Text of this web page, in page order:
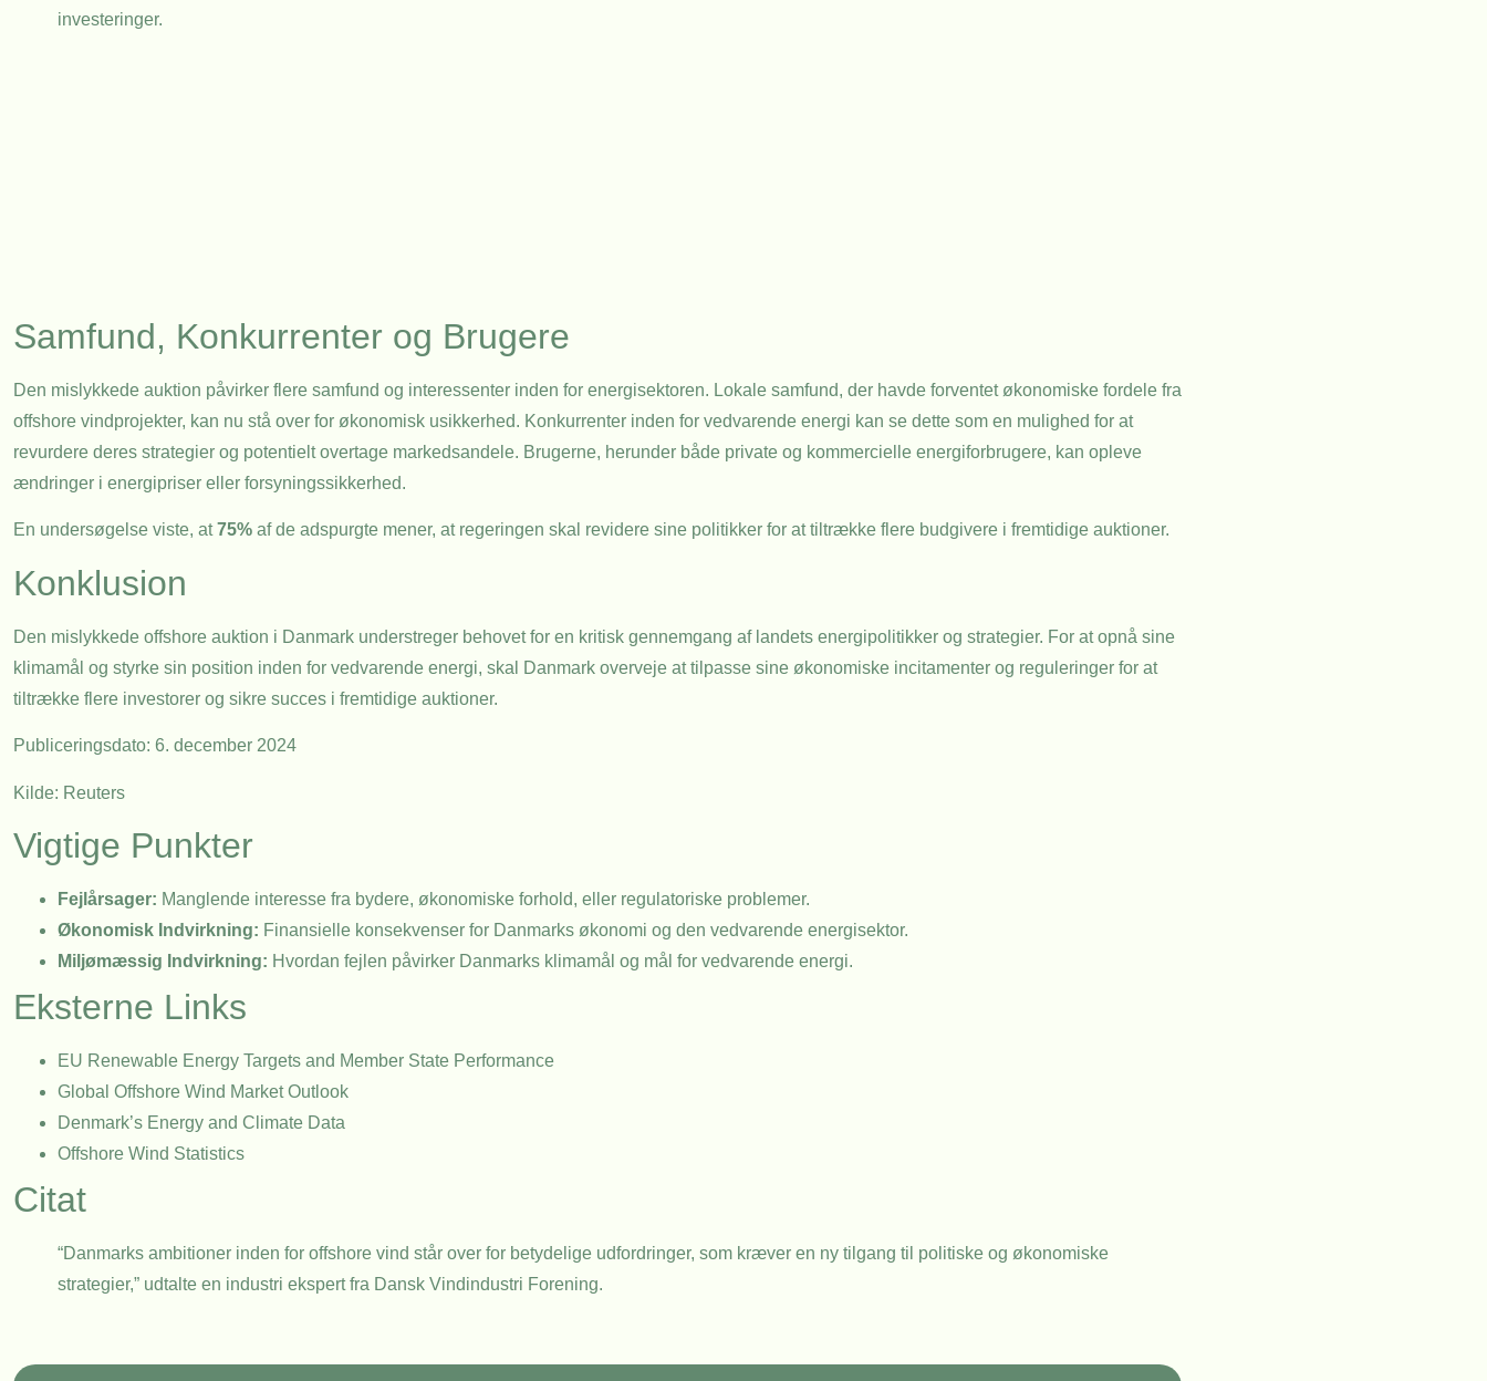
investeringer.
Samfund, Konkurrenter og Brugere
Den mislykkede auktion påvirker flere samfund og interessenter inden for energisektoren. Lokale samfund, der havde forventet økonomiske fordele fra
offshore vindprojekter, kan nu stå over for økonomisk usikkerhed. Konkurrenter inden for vedvarende energi kan se dette som en mulighed for at
revurdere deres strategier og potentielt overtage markedsandele. Brugerne, herunder både private og kommercielle energiforbrugere, kan opleve
ændringer i energipriser eller forsyningssikkerhed.
En undersøgelse viste, at75% af de adspurgte mener, at regeringen skal revidere sine politikker for at tiltrække flere budgivere i fremtidige auktioner.
Konklusion
Den mislykkede offshore auktion i Danmark understreger behovet for en kritisk gennemgang af landets energipolitikker og strategier. For at opnå sine
klimamål og styrke sin position inden for vedvarende energi, skal Danmark overveje at tilpasse sine økonomiske incitamenter og reguleringer for at
tiltrække flere investorer og sikre succes i fremtidige auktioner.
Publiceringsdato: 6. december 2024
Kilde: Reuters
Vigtige Punkter
Fejlårsager: Manglende interesse fra bydere, økonomiske forhold, eller regulatoriske problemer.
Økonomisk Indvirkning: Finansielle konsekvenser for Danmarks økonomi og den vedvarende energisektor.
Miljømæssig Indvirkning: Hvordan fejlen påvirker Danmarks klimamål og mål for vedvarende energi.
Eksterne Links
EU Renewable Energy Targets and Member State Performance
Global Offshore Wind Market Outlook
Denmark’s Energy and Climate Data
Offshore Wind Statistics
Citat
“Danmarks ambitioner inden for offshore vind står over for betydelige udfordringer, som kræver en ny tilgang til politiske og økonomiske
strategier,” udtalte en industri ekspert fra Dansk Vindindustri Forening.